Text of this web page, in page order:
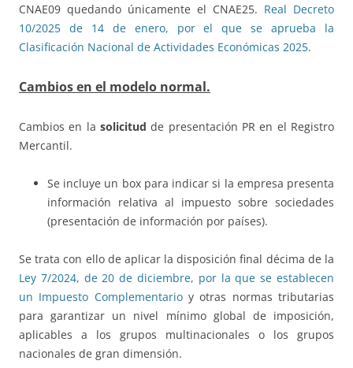
CNAE09 quedando únicamente el CNAE25. Real Decreto
10/2025 de 14 de enero, por el que se aprueba la
Clasificación Nacional de Actividades Económicas 2025.
Cambios en el modelo normal.
Cambios en la solicitud de presentación PR en el Registro
Mercantil.
Se incluye un box para indicar si la empresa presenta
información relativa al impuesto sobre sociedades
(presentación de información por países).
Se trata con ello de aplicar la disposición final décima de la
Ley 7/2024, de 20 de diciembre, por la que se establecen
un Impuesto Complementarioy otras normas tributarias
para garantizar un nivel mínimo global de imposición,
aplicables a los grupos multinacionales o los grupos
nacionales de gran dimensión.